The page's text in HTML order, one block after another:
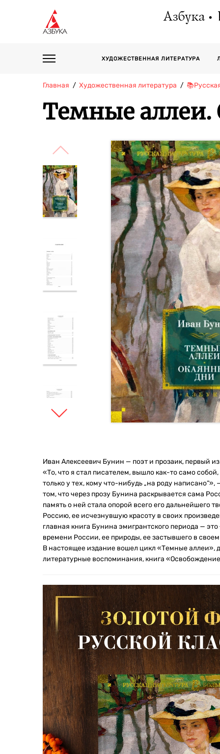
Азбука
ХУДОЖЕСТВЕННАЯ ЛИТЕРАТУРА
Главная Художественная литература
Темные
Иван Алексеевич Бунин — поэт и прозаик, первый
«То, что я стал писателем, вышло как-то само
только у тех, кому что-нибудь „на роду
том, что через прозу Бунина раскрывается сама
память о ней стала опорой всего его дальнейшего
Россию, ее исчезнувшую красоту в своих
главная книга Бунина эмигрантского периода —
времени России, ее природы, ее застывшего в
В настоящее издание вошел цикл «Темные аллеи»,
литературные воспоминания, книга